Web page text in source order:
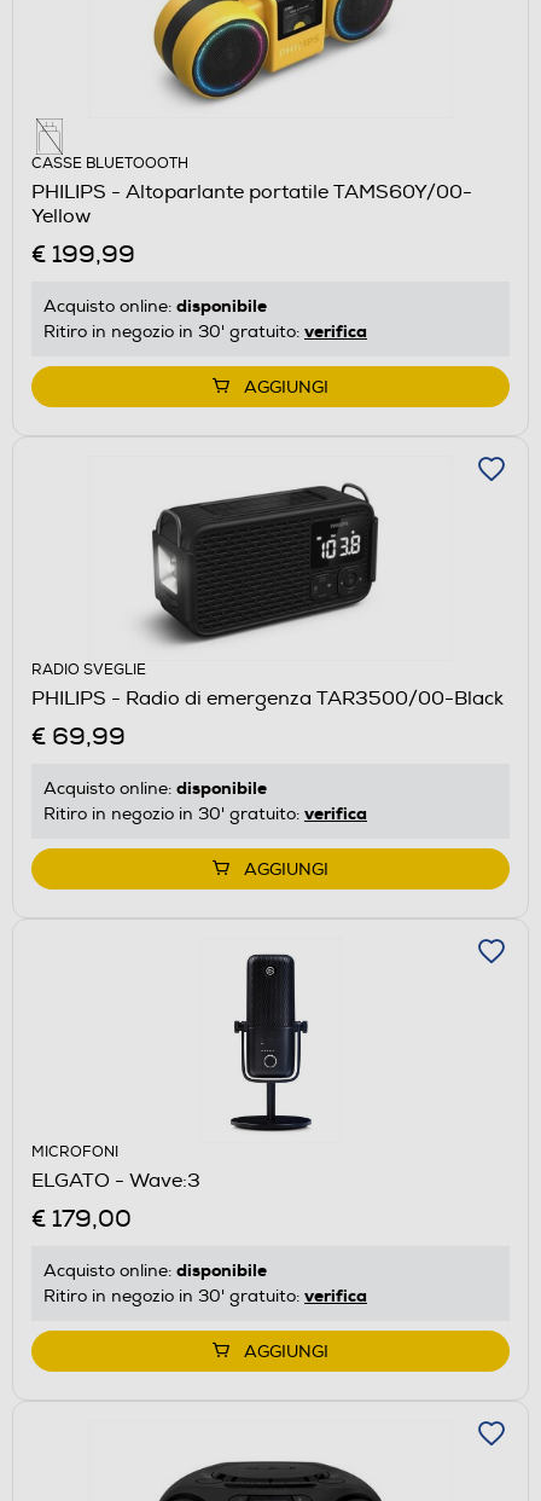
CASSE BLUETOOOTH
PHILIPS - Altoparlante portatile TAMS60Y/00-
Yellow
€ 199,99
Acquisto online: disponibile
Ritiro in negozio in 30' gratuito: verifica
AGGIUNGI
RADIO SVEGLIE
PHILIPS - Radio di emergenza TAR3500/00-Black
€ 69,99
Acquisto online: disponibile
Ritiro in negozio in 30' gratuito: verifica
AGGIUNGI
MICROFONI
ELGATO - Wave:3
€ 179,00
Acquisto online: disponibile
Ritiro in negozio in 30' gratuito: verifica
AGGIUNGI